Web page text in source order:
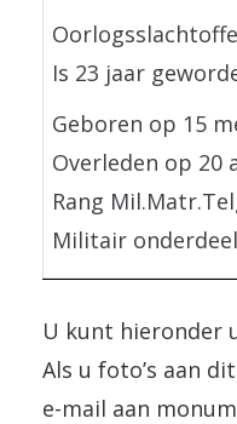
Is 23 jaar
Geboren op 15
Overleden op 20
Rang
Militair
U kunt hieronder
Als u foto’s aan
e-mail aan